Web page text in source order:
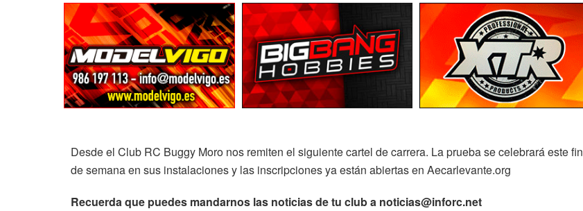
Desde el Club RC Buggy Moro nos remiten el siguiente cartel de carrera. La prueba se celebrará este fin
de semana en sus instalaciones y las inscripciones ya están abiertas en Aecarlevante.org
Recuerda que puedes mandarnos las noticias de tu club a noticias@inforc.net